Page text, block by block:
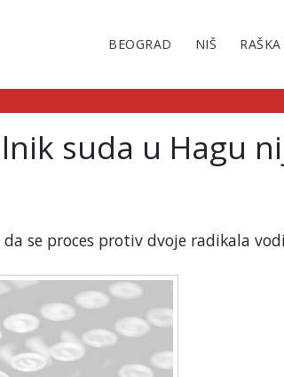
BEOGRAD NIŠ RAŠKA
suda u Hagu
se proces protiv dvoje radikala